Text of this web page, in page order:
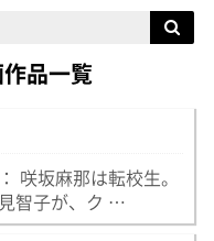
品一覧
咲坂麻那は転校生。
智子が、ク …